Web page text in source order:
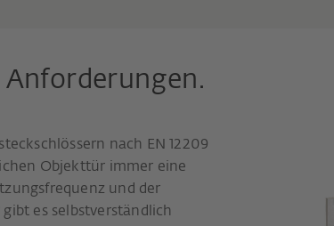
Anforderungen.
nach EN 12209
Objekttür immer eine
und der
es selbstverständlich